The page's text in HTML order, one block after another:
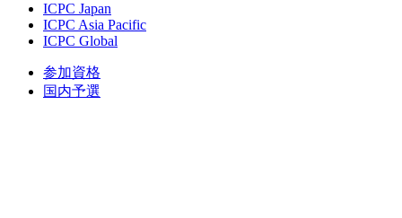
ICPC Japan
ICPC Asia Pacific
ICPC Global
参加資格
国内予選